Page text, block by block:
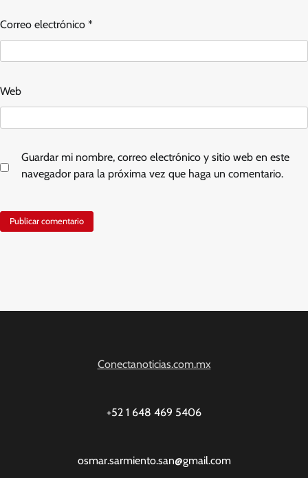
Correo electrónico *
Web
Guardar mi nombre, correo electrónico y sitio web en este
navegador para la próxima vez que haga un comentario.
Conectanoticias.com.mx
+52 1 648 469 5406
osmar.sarmiento.san@gmail.com